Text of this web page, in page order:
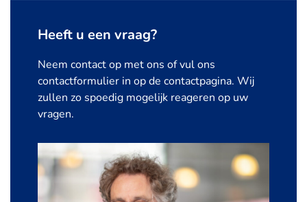
Heeft u een vraag?
Neem contact op met ons of vul ons
contactformulier in op de contactpagina. Wij
zullen zo spoedig mogelijk reageren op uw
vragen.